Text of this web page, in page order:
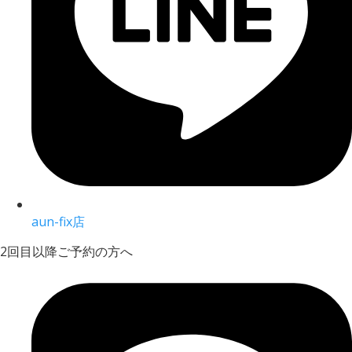
aun-fix店
2回目以降ご予約の方へ